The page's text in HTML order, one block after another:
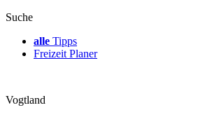
Suche
alle Tipps
Freizeit Planer
Vogtland